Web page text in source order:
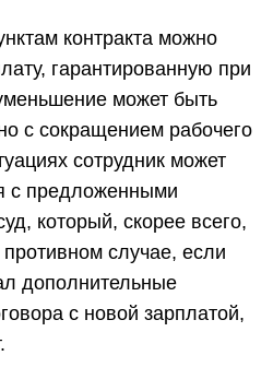
контракта можно
гарантированную при
может быть
с сокращением рабочего
сотрудник может
с предложенными
который, скорее всего,
случае, если
дополнительные
с новой зарплатой,